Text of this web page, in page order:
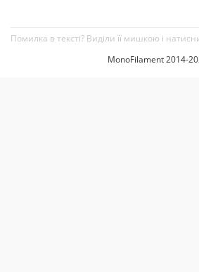
Помилка в тексті? Виділи її мишкою і
MonoFilament 2014-